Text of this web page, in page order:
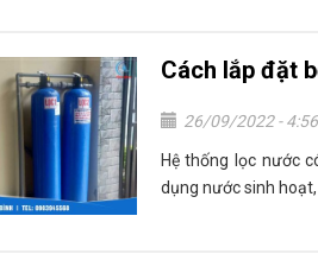
Cách lắp đặt
26/09/2022 -
Hệ thống lọc nước
dụng nước sinh